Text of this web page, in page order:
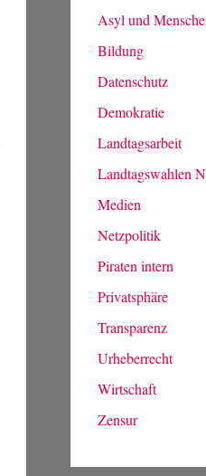
Asyl und
Bildung
Datenschutz
Demokratie
Landtagsarbeit
Landtagswahlen
Medien
Netzpolitik
Piraten intern
Privatsphäre
Transparenz
Urheberrecht
Wirtschaft
Zensur